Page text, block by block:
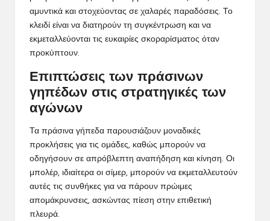
αμυντικά και στοχεύοντας σε χαλαρές παραδόσεις. Το
κλειδί είναι να διατηρούν τη συγκέντρωση και να
εκμεταλλεύονται τις ευκαιρίες σκοραρίσματος όταν
προκύπτουν.
Επιπτώσεις των πράσινων
γηπέδων στις στρατηγικές των
αγώνων
Τα πράσινα γήπεδα παρουσιάζουν μοναδικές
προκλήσεις για τις ομάδες, καθώς μπορούν να
οδηγήσουν σε απρόβλεπτη αναπήδηση και κίνηση. Οι
μπολέρ, ιδιαίτερα οι σίμερ, μπορούν να εκμεταλλευτούν
αυτές τις συνθήκες για να πάρουν πρώιμες
απομάκρυνσεις, ασκώντας πίεση στην επιθετική
πλευρά.